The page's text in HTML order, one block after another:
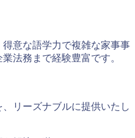
意な語学力で複雑な家事事
法務まで経験豊富です。
リーズナブルに提供いたし